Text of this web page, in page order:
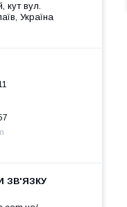
кут вул.
Україна